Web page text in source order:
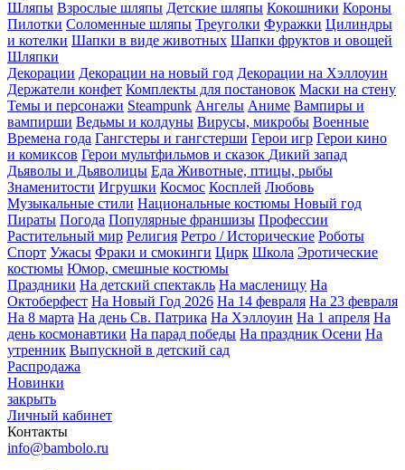
Шляпы Взрослые шляпы Детские шляпы Кокошники Короны
Пилотки Соломенные шляпы Треуголки Фуражки Цилиндры
и котелки Шапки в виде животных Шапки фруктов и овощей
Шляпки
Декорации Декорации на новый год Декорации на Хэллоуин
Держатели конфет Комплекты для постановок Маски на стену
Темы и персонажи Steampunk Ангелы Аниме Вампиры и
вампирши Ведьмы и колдуны Вирусы, микробы Военные
Времена года Гангстеры и гангстерши Герои игр Герои кино
и комиксов Герои мультфильмов и сказок Дикий запад
Дьяволы и Дьяволицы Еда Животные, птицы, рыбы
Знаменитости Игрушки Космос Косплей Любовь
Музыкальные стили Национальные костюмы Новый год
Пираты Погода Популярные франшизы Профессии
Растительный мир Религия Ретро / Исторические Роботы
Спорт Ужасы Фраки и смокинги Цирк Школа Эротические
костюмы Юмор, смешные костюмы
Праздники На детский спектакль На масленицу На
Октоберфест На Новый Год 2026 На 14 февраля На 23 февраля
На 8 марта На день Св. Патрика На Хэллоуин На 1 апреля На
день космонавтики На парад победы На праздник Осени На
утренник Выпускной в детский сад
Распродажа
Новинки
закрыть
Личный кабинет
Контакты
info@bambolo.ru